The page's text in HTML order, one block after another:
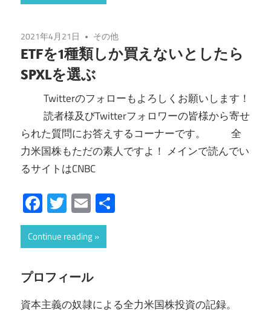
2021年4月21日 その他
ETFを1種類しか買えないとしたら
SPXLを選ぶ
Twitterのフォローもよろしくお願いします！
読者様及びTwitterフォロワーの皆様から寄せ
られた質問にお答えするコーナーです。 全
力米国株もただの素人ですよ！ メインで読んでい
るサイトはCNBC
Facebook
Twitter
Email
Continue reading
プロフィール
資本主義の奴隷による全力米国株投資の記録。